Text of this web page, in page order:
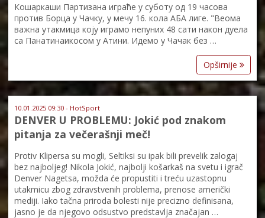
Кошаркаши Партизана играће у суботу од 19 часова
против Борца у Чачку, у мечу 16. кола АБА лиге. "Веома
важна утакмица коју играмо непуних 48 сати након дуела
са Панатинаикосом у Атини. Идемо у Чачак без …
Opširnije
10.01.2025 09:30 - HotSport
DENVER U PROBLEMU: Jokić pod znakom
pitanja za večerašnji meč!
Protiv Klipersa su mogli, Seltiksi su ipak bili prevelik zalogaj
bez najboljeg! Nikola Jokić, najbolji košarkaš na svetu i igrač
Denver Nagetsa, možda će propustiti i treću uzastopnu
utakmicu zbog zdravstvenih problema, prenose američki
mediji. Iako tačna priroda bolesti nije precizno definisana,
jasno je da njegovo odsustvo predstavlja značajan …